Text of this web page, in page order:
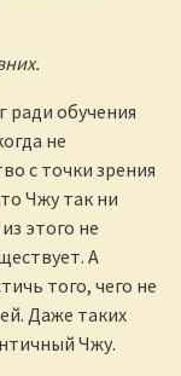
ради обучения
не
с точки зрения
Чжу так ни
этого не
А
того, чего не
Даже таких
Чжу.